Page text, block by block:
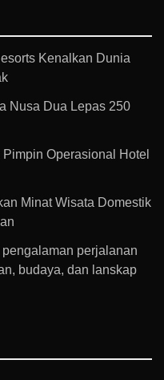
Kenalkan Dunia
Nusa Dua Lepas 250
Operasional Hotel
Minat Wisata Domestik
perjalanan
budaya, dan lanskap